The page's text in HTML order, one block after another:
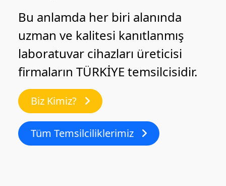
Bu anlamda her biri alanında
uzman ve kalitesi kanıtlanmış
laboratuvar cihazları üreticisi
firmaların TÜRKİYE temsilcisidir.
Biz Kimiz?
Tüm Temsilciliklerimiz